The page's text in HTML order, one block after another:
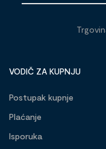
VODIČ ZA KUPNJU
Postupak kupnje
Plaćanje
Isporuka